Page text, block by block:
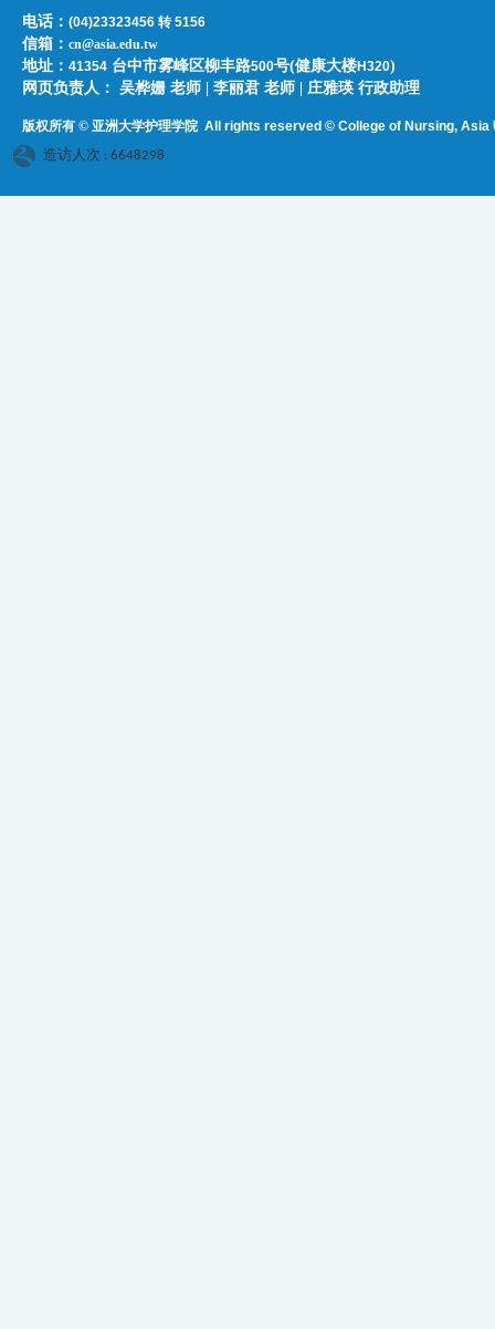
电话：(04)23323456 转 5156
信箱：cn@asia.edu.tw
地址：41354 台中市雾峰区柳丰路500号(健康大楼H320)
网页负责人：​​​ ​吴桦姗 老师 | 李丽君 老师 | 庄雅瑛 行政助理
版权所有 © 亚洲大学护理学院All rights reserved © College of Nursing, Asia
造访人次 : 6648298